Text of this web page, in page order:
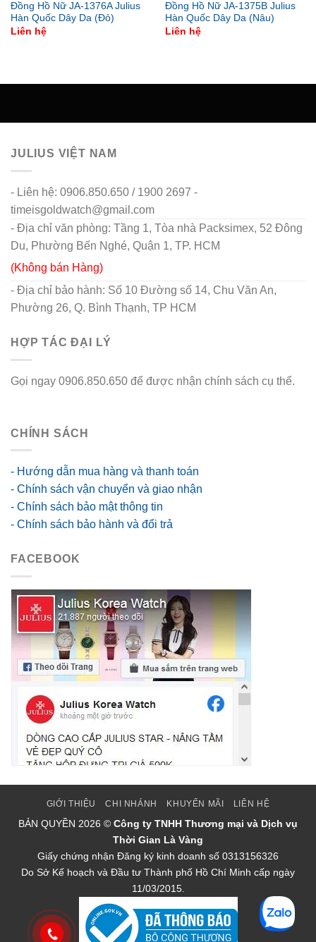
Đồng Hồ Nữ JA-1376A Julius
Hàn Quốc Dây Da (Đỏ)
Liên hệ
Đồng Hồ Nữ JA-1375B Julius
Hàn Quốc Dây Da (Nâu)
Liên hệ
JULIUS VIỆT NAM
- Liên hệ: 0906.850.650 / 1900 2697 -
timeisgoldwatch@gmail.com
- Địa chỉ văn phòng: Tầng 1, Tòa nhà Packsimex, 52 Đông
Du, Phường Bến Nghé, Quận 1, TP. HCM
(Không bán Hàng)
- Địa chỉ bảo hành: Số 10 Đường số 14, Chu Văn An,
Phường 26, Q. Bình Thạnh, TP HCM
HỢP TÁC ĐẠI LÝ
Gọi ngay 0906.850.650 để được nhận chính sách cụ thể.
CHÍNH SÁCH
- Hướng dẫn mua hàng và thanh toán
- Chính sách vận chuyển và giao nhận
- Chính sách bảo mật thông tin
- Chính sách bảo hành và đổi trả
FACEBOOK
GIỚI THIỆU CHI NHÁNH KHUYẾN MÃI LIÊN HỆ
BẢN QUYỀN 2026 © Công ty TNHH Thương mại và Dịch vụ
Thời Gian Là Vàng
Giấy chứng nhận Đăng ký kinh doanh số 0313156326
Do Sở Kế hoạch và Đầu tư Thành phố Hồ Chí Minh cấp ngày
11/03/2015.